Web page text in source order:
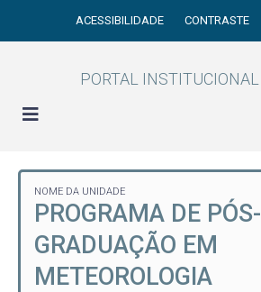
ACESSIBILIDADE CONTRASTE
PORTAL INSTITUCIONAL
NOME DA UNIDADE
PROGRAMA DE PÓS-
GRADUAÇÃO EM
METEOROLOGIA